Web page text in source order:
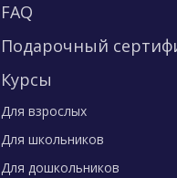
FAQ
Подарочный
Курсы
Для взрослых
Для школьников
Для дошкольников